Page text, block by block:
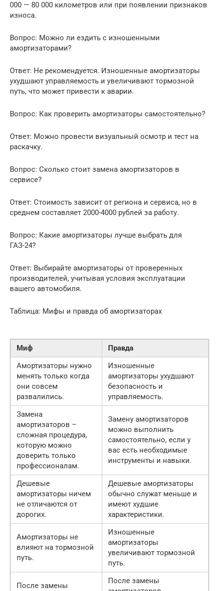
000 — 80 000 километров или при появлении признаков
износа.
Вопрос: Можно ли ездить с изношенными
амортизаторами?
Ответ: Не рекомендуется. Изношенные амортизаторы
ухудшают управляемость и увеличивают тормозной
путь, что может привести к аварии.
Вопрос: Как проверить амортизаторы самостоятельно?
Ответ: Можно провести визуальный осмотр и тест на
раскачку.
Вопрос: Сколько стоит замена амортизаторов в
сервисе?
Ответ: Стоимость зависит от региона и сервиса, но в
среднем составляет 2000-4000 рублей за работу.
Вопрос: Какие амортизаторы лучше выбрать для
ГАЗ-24?
Ответ: Выбирайте амортизаторы от проверенных
производителей, учитывая условия эксплуатации
вашего автомобиля.
Таблица: Мифы и правда об амортизаторах
Миф
Правда
Амортизаторы нужно
менять только когда
они совсем
развалились.
Изношенные
амортизаторы ухудшают
безопасность и
управляемость.
Замена
амортизаторов –
сложная процедура,
которую можно
доверить только
профессионалам.
Замену амортизаторов
можно выполнить
самостоятельно, если у
вас есть необходимые
инструменты и навыки.
Дешевые
амортизаторы ничем
не отличаются от
дорогих.
Дешевые амортизаторы
обычно служат меньше и
имеют худшие
характеристики.
Амортизаторы не
влияют на тормозной
путь.
Изношенные
амортизаторы
увеличивают тормозной
путь.
После замены
После замены